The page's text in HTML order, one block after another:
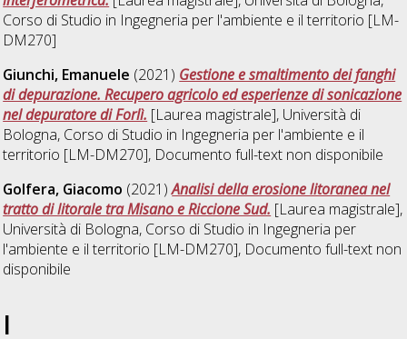
Corso di Studio in Ingegneria per l'ambiente e il territorio [LM-
DM270]
Giunchi, Emanuele (2021) Gestione e smaltimento dei fanghi
di depurazione. Recupero agricolo ed esperienze di sonicazione
nel depuratore di Forlì. [Laurea magistrale], Università di
Bologna, Corso di Studio in Ingegneria per l'ambiente e il
territorio [LM-DM270], Documento full-text non disponibile
Golfera, Giacomo (2021)Analisi della erosione litoranea nel
tratto di litorale tra Misano e Riccione Sud. [Laurea magistrale],
Università di Bologna, Corso di Studio in Ingegneria per
l'ambiente e il territorio [LM-DM270], Documento full-text non
disponibile
I